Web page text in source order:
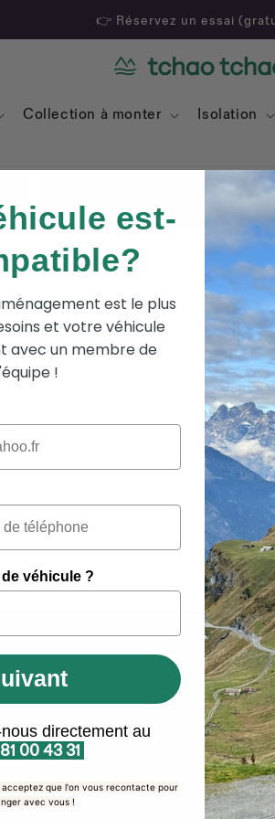
👉 Réservez un essai
Collection à monter Isolation
à
à monter soi-même
Tribu
Origine
💚
reporter
est-
est le plus
et votre véhicule
avec un membre de
!
véhicule ?
directement au
00 43 31
que l'on vous recontacte pour
avec vous !